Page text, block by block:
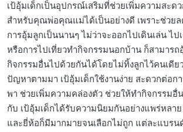
เป้อุ้มเด็กเป็นอุปกรณ์เสริมที่ช่วยเพิ่มความสะด
สำหรับคุณพ่อคุณแม่ได้เป็นอย่างดี เพราะช่วยล
การอุ้มลูกเป็นนานๆ ไม่ว่าจะออกไปเดินเล่น ไป
หรือการไปเที่ยวทำกิจกรรมนอกบ้าน ก็สามาร
กิจกรรมอื่นไปด้วยกันได้โดยไม่ทิ้งลูกไว้คนเดีย
ปัญหาตามมา เป้อุ้มเด็กใช้งานง่าย สะดวกต่อก
พา ช่วยเพิ่มความคล่องตัว ช่วยให้ทำกิจกรรมอื่
กับ เป้อุ้มเด็กได้รับความนิยมกันอย่างแพร่หลา
และยี่ห้อก็มีมากมายจนเลือกไม่ถูก แต่ละแบรน